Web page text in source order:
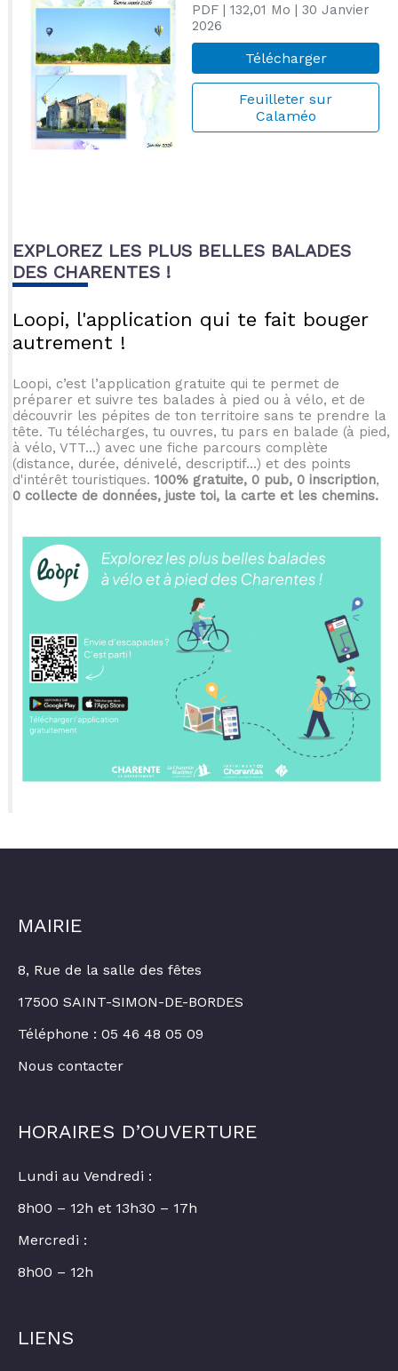
PDF| 132,01 Mo | 30 Janvier
2026
Télécharger
Feuilleter sur
Calaméo
EXPLOREZ LES PLUS BELLES BALADES
DES CHARENTES !
Loopi, l'application qui te fait bouger
autrement !
Loopi, c’est l’application gratuite qui te permet de
préparer et suivre tes balades à pied ou à vélo, et de
découvrir les pépites de ton territoire sans te prendre la
tête. Tu télécharges, tu ouvres, tu pars en balade (à pied,
à vélo, VTT...) avec une fiche parcours complète
(distance, durée, dénivelé, descriptif...) et des points
d'intérêt touristiques. 100% gratuite, 0 pub, 0 inscription,
0 collecte de données, juste toi, la carte et les chemins.
MAIRIE
8, Rue de la salle des fêtes
17500 SAINT-SIMON-DE-BORDES
Téléphone : 05 46 48 05 09
Nous contacter
HORAIRES D’OUVERTURE
Lundi au Vendredi :
8h00 – 12h et 13h30 – 17h
Mercredi :
8h00 – 12h
LIENS